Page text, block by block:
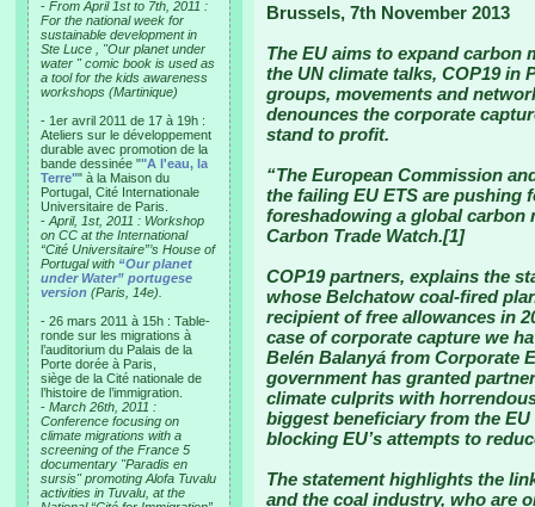
- From April 1st to 7th, 2011 :
For the national week for
sustainable development in
Ste Luce , "Our planet under
water " comic book is used as
a tool for the kids awareness
workshops (Martinique)
- 1er avril 2011 de 17 à 19h :
Ateliers sur le développement
durable avec promotion de la
bande dessinée ""A l'eau, la
Terre"" à la Maison du
Portugal, Cité Internationale
Universitaire de Paris.
- April, 1st, 2011 : Workshop
on CC at the International
“Cité Universitaire”’s House of
Portugal with “Our planet
under Water” portugese
version (Paris, 14e).
- 26 mars 2011 à 15h : Table-
ronde sur les migrations à
l’auditorium du Palais de la
Porte dorée à Paris,
siège de la Cité nationale de
l’histoire de l’immigration.
- March 26th, 2011 :
Conference focusing on
climate migrations with a
screening of the France 5
documentary "Paradis en
sursis" promoting Alofa Tuvalu
activities in Tuvalu, at the
Brussels, 7th November 2013
The EU aims to expand
the UN climate talks, COP19 in
groups, movements and
denounces the corporate
stand to profit.
“The European Commission
the failing EU ETS are pushing
foreshadowing a global carbon
Carbon Trade Watch.[1]
COP19 partners, explains the
whose Belchatow coal-fired
recipient of free allowances in
case of corporate capture we
Belén Balanyá from Corporate
government has granted
climate culprits with
biggest beneficiary from the
blocking EU’s attempts to
The statement highlights the
and the coal industry, who are